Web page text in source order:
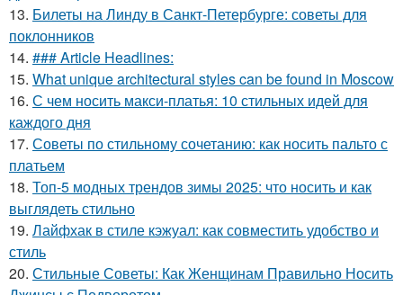
13. Билеты на Линду в Санкт-Петербурге: советы для
поклонников
14. ### Article Headlines:
15. What unique architectural styles can be found in Moscow
16. С чем носить макси-платья: 10 стильных идей для
каждого дня
17. Советы по стильному сочетанию: как носить пальто с
платьем
18. Топ-5 модных трендов зимы 2025: что носить и как
выглядеть стильно
19. Лайфхак в стиле кэжуал: как совместить удобство и
стиль
20. Стильные Советы: Как Женщинам Правильно Носить